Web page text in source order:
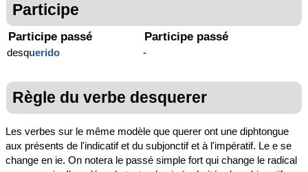
Participe
Participe passé
desquerido
Participe passé
-
Règle du verbe desquerer
Les verbes sur le même modèle que querer ont une diphtongue
aux présents de l'indicatif et du subjonctif et à l'impératif. Le e se
change en ie. On notera le passé simple fort qui change le radical